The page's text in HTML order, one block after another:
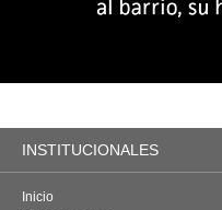
INSTITUCIONALES
Inicio